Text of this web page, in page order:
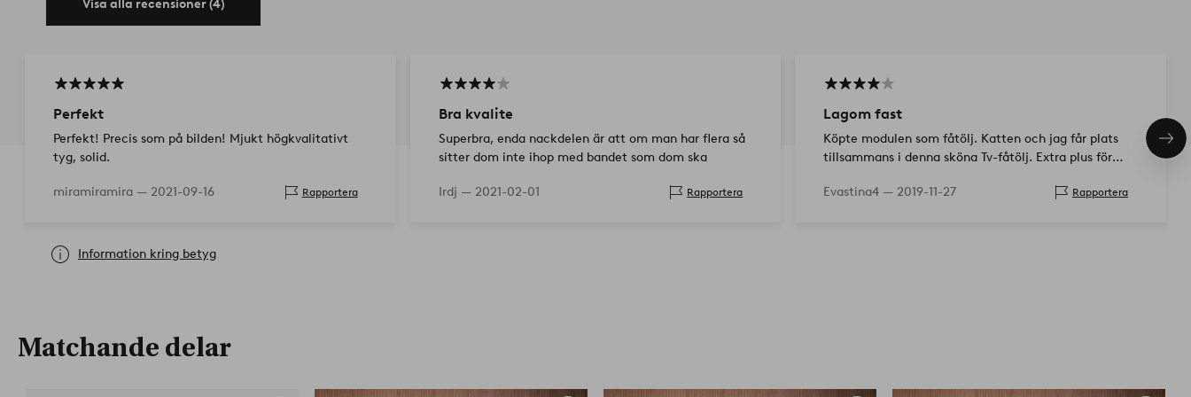
Visa alla recensioner (4)
Perfekt
Perfekt! Precis som på bilden! Mjukt högkvalitativt
tyg, solid.
miramiramira — 2021-09-16 Rapportera
Bra kvalite
Superbra, enda nackdelen är att om man har flera så
sitter dom inte ihop med bandet som dom ska
Irdj — 2021-02-01 Rapportera
Lagom fast
Köpte modulen som fåtölj. Katten och jag får plats
tillsammans i denna sköna Tv-fåtölj. Extra plus för
Evastina4 — 2019-11-27 Rapportera
Information kring betyg
Matchande delar